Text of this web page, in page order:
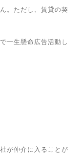
。ただし、賃貸の契
一生懸命広告活動し
が仲介に入ることが